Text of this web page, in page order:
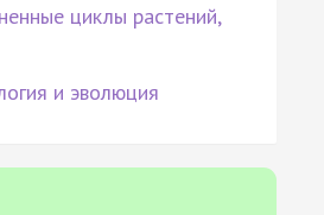
циклы растений,
и эволюция